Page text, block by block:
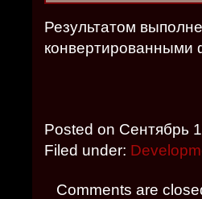
Результатом
конвертированными
Posted on Сентябрь
Filed under:
Comments are